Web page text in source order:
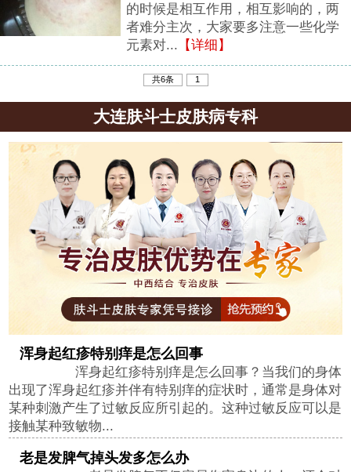
的时候是相互作用，相互影响的，两
者难分主次，大家要多注意一些化学
元素对... 【详细】
共6条 1
大连肤斗士皮肤病专科
浑身起红疹特别痒是怎么回事
浑身起红疹特别痒是怎么回事？当我们的身体
出现了浑身起红疹并伴有特别痒的症状时，通常是身体对
某种刺激产生了过敏反应所引起的。这种过敏反应可以是
接触某种致敏物...
老是发脾气掉头发多怎么办